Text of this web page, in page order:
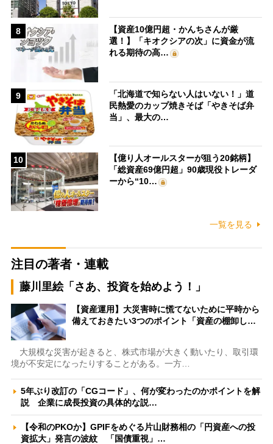
8
【資産10億円超・かんちさんが厳
選！】「キオクシアの次」に資金が流
れる期待の高…
9
「北海道で知らない人はいない！」道
民熱愛のカップ焼きそば「やきそば弁
当」、最大の…
10
【億り人オールスターが狙う20銘柄】
「総資産69億円超」90歳現役トレーダ
ーから“10…
一覧を見る
注目の著者・連載
藤川里絵「さあ、投資を始めよう！」
【資産運用】大災害時に慌てないために平時から
備えておきたい3つのポイント「資産の棚卸し…
大規模な災害が起きると、株式市場が大きく動いたり、取引環
境が不安定になったりすることがある。一方…
5年ぶり改訂の「CGコード」、何が変わったのかポイントを解
説 企業に成長投資の具体的な説…
【令和のPKOか】GPIFをめぐる片山財務相の「円資産への投
資拡大」発言の波紋 「国債重視」…